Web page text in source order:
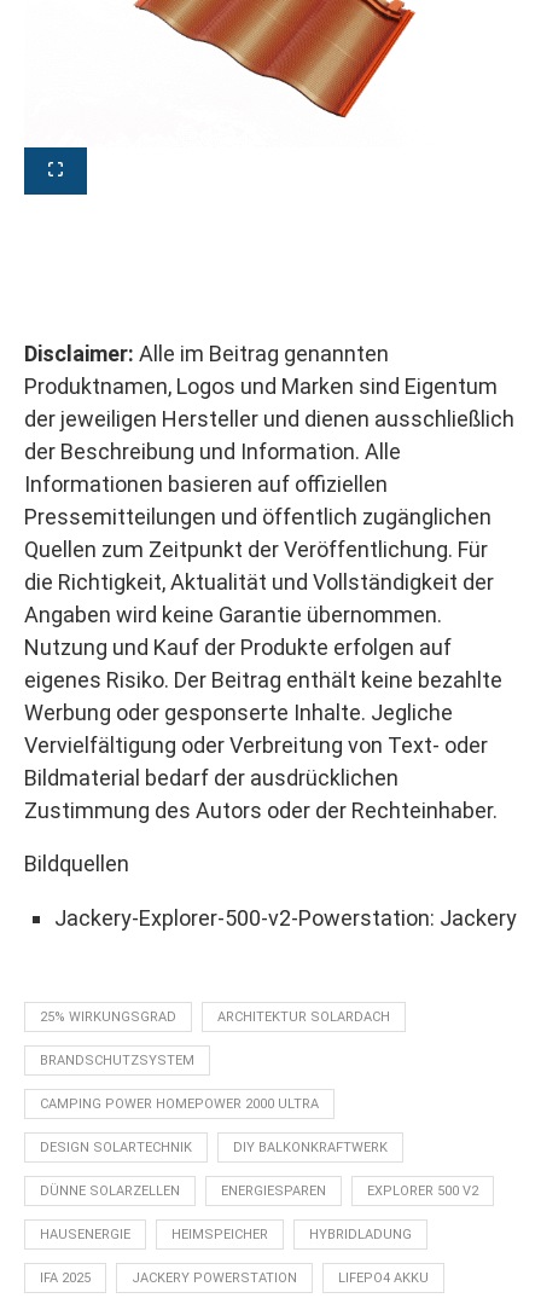
Disclaimer: Alle im Beitrag genannten
Produktnamen, Logos und Marken sind Eigentum
der jeweiligen Hersteller und dienen ausschließlich
der Beschreibung und Information. Alle
Informationen basieren auf offiziellen
Pressemitteilungen und öffentlich zugänglichen
Quellen zum Zeitpunkt der Veröffentlichung. Für
die Richtigkeit, Aktualität und Vollständigkeit der
Angaben wird keine Garantie übernommen.
Nutzung und Kauf der Produkte erfolgen auf
eigenes Risiko. Der Beitrag enthält keine bezahlte
Werbung oder gesponserte Inhalte. Jegliche
Vervielfältigung oder Verbreitung von Text- oder
Bildmaterial bedarf der ausdrücklichen
Zustimmung des Autors oder der Rechteinhaber.
Bildquellen
Jackery-Explorer-500-v2-Powerstation: Jackery
25% WIRKUNGSGRAD ARCHITEKTUR SOLARDACH
BRANDSCHUTZSYSTEM
CAMPING POWER HOMEPOWER 2000 ULTRA
DESIGN SOLARTECHNIK DIY BALKONKRAFTWERK
DÜNNE SOLARZELLEN ENERGIESPAREN EXPLORER 500 V2
HAUSENERGIE HEIMSPEICHER HYBRIDLADUNG
IFA 2025 JACKERY POWERSTATION LIFEPO4 AKKU